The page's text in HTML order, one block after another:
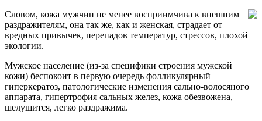
Словом, кожа мужчин не менее восприимчива к внешним
раздражителям, она так же, как и женская, страдает от
вредных привычек, перепадов температур, стрессов, плохой
экологии.
Мужское население (из-за специфики строения мужской
кожи) беспокоит в первую очередь фолликулярный
гиперкератоз, патологические изменения сально-волосяного
аппарата, гипертрофия сальных желез, кожа обезвожена,
шелушится, легко раздражима.